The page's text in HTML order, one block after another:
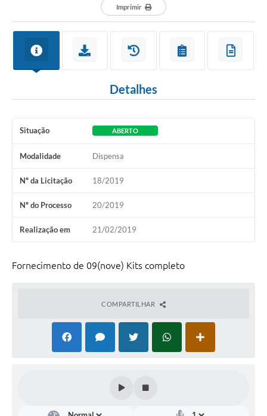
Imprimir
Detalhes
Situação ABERTO
Modalidade Dispensa
Nº da Licitação 18/2019
Nº do Processo 20/2019
Realização em 21/02/2019
Fornecimento de 09(nove) Kits completo
COMPARTILHAR